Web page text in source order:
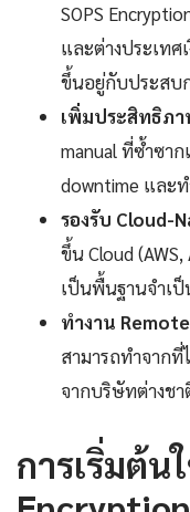
SOPS
และต่างประเทศ
ขึ้นอยู่กับประสบ
เพิ่มประสิทธิภ
manual ที่ซ้ำซาก
downtime และท
รองรับ Cloud-
ขึ้น Cloud
เป็นพื้นฐานจำเ
ทำงาน
สามารถทำจากที่
จากบริษัทต่างช
การเริ่มต้น